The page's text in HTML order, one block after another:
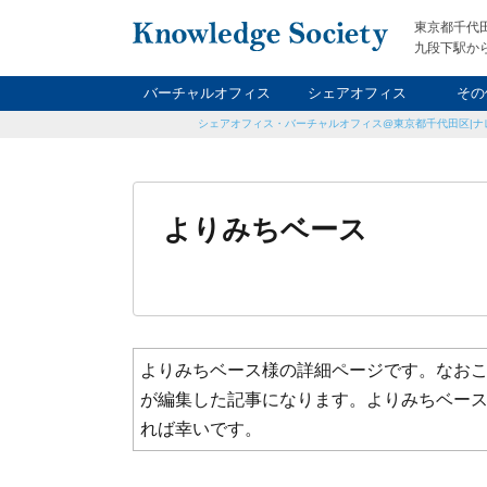
東京都千代
九段下駅か
バーチャルオフィス シェアオフィス そ
レン
ナイト&
シェアオフィス・バーチャルオフィス@東京都千代田区|
よりみちベース
よりみちベース様の詳細ページです。なお
が編集した記事になります。よりみちベー
れば幸いです。